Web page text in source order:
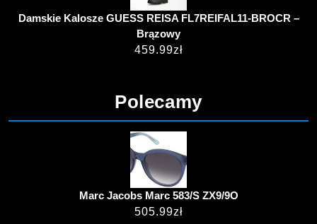
Damskie Kalosze GUESS REISA FL7REIFAL11-BROCR –
Brązowy
459.99zł
Polecamy
Marc Jacobs Marc 583/S ZX9/9O
505.99zł